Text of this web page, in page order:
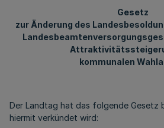
Gesetz
zur Änderung des
kommunalen
Der Landtag hat das folgende Gesetz
hiermit verkündet wird: